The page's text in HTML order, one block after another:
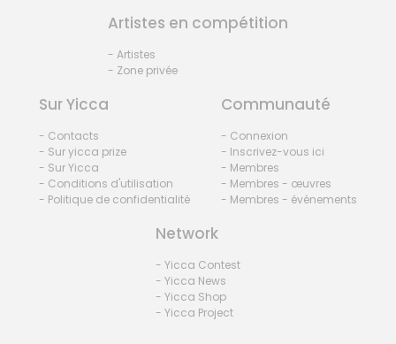
Artistes en compétition
- Artistes
- Zone privée
Sur Yicca
- Contacts
- Sur yicca prize
- Sur Yicca
- Conditions d'utilisation
- Politique de confidentialité
Communauté
- Connexion
- Inscrivez-vous ici
- Membres
- Membres - œuvres
- Membres - événements
Network
- Yicca Contest
- Yicca News
- Yicca Shop
- Yicca Project